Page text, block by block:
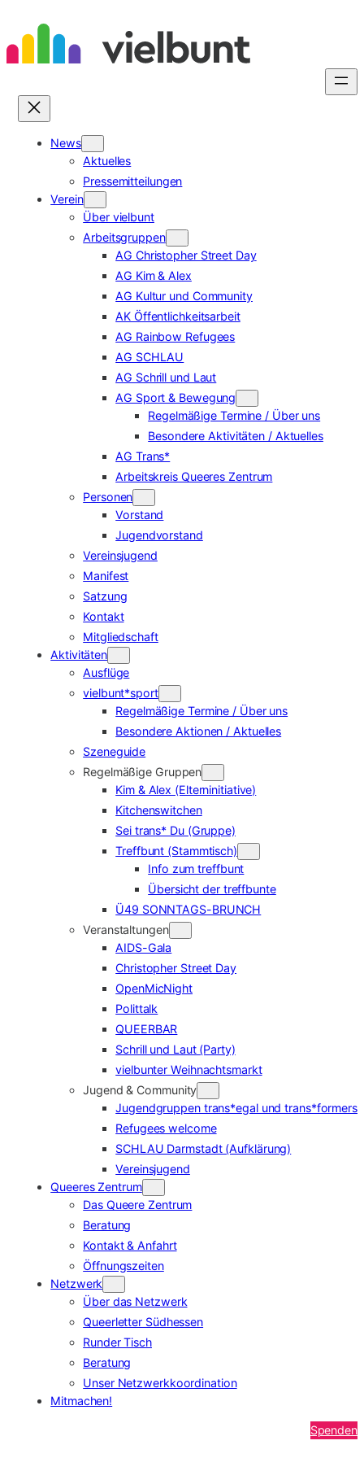
Inhalt
springen
News
Aktuelles
Pressemitteilungen
Verein
Über vielbunt
Arbeitsgruppen
AG Christopher Street Day
AG Kim & Alex
AG Kultur und Community
AK Öffentlichkeitsarbeit
AG Rainbow Refugees
AG SCHLAU
AG Schrill und Laut
AG Sport & Bewegung
Regelmäßige Termine / Über uns
Besondere Aktivitäten / Aktuelles
AG Trans*
Arbeitskreis Queeres Zentrum
Personen
Vorstand
Jugendvorstand
Vereinsjugend
Manifest
Satzung
Kontakt
Mitgliedschaft
Aktivitäten
Ausflüge
vielbunt*sport
Regelmäßige Termine / Über uns
Besondere Aktionen / Aktuelles
Szeneguide
Regelmäßige Gruppen
Kim & Alex (Elterninitiative)
Kitchenswitchen
Sei trans* Du (Gruppe)
Treffbunt (Stammtisch)
Info zum treffbunt
Übersicht der treffbunte
Ü49 SONNTAGS-BRUNCH
Veranstaltungen
AIDS-Gala
Christopher Street Day
OpenMicNight
Polittalk
QUEERBAR
Schrill und Laut (Party)
vielbunter Weihnachtsmarkt
Jugend & Community
Jugendgruppen trans*egal und trans*formers
Refugees welcome
SCHLAU Darmstadt (Aufklärung)
Vereinsjugend
Queeres Zentrum
Das Queere Zentrum
Beratung
Kontakt & Anfahrt
Öffnungszeiten
Netzwerk
Über das Netzwerk
Queerletter Südhessen
Runder Tisch
Beratung
Unser Netzwerkkoordination
Mitmachen!
Spenden